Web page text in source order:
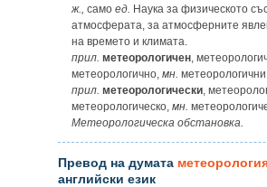
ж., само ед. Наука за физическото
атмосферата, за атмосферните
на времето и климата.
прил. метеорологичен,
метеорологично, мн.
прил. метеорологически,
метеорологическо, мн.
Метеорологическа обстановка.
Превод на думата
английски език